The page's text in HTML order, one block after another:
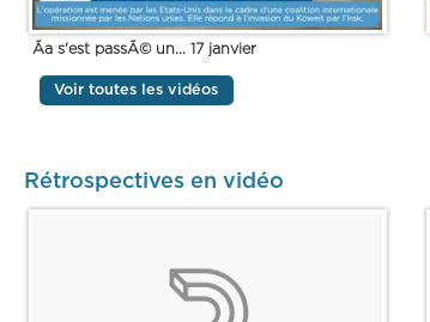
Ãa s'est passÃ© un... 17 janvier
Voir toutes les vidéos
Rétrospectives en vidéo